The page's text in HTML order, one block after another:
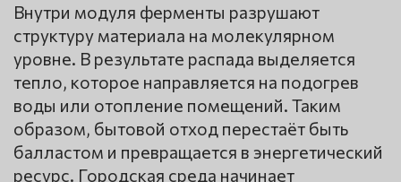
Внутри модуля ферменты разрушают
структуру материала на молекулярном
уровне. В результате распада выделяется
тепло, которое направляется на подогрев
воды или отопление помещений. Таким
образом, бытовой отход перестаёт быть
балластом и превращается в энергетический
ресурс. Городская среда начинает